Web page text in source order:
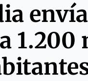
a 1.200